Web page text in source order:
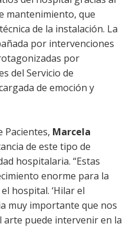
mantenimiento, que
de la instalación. La
por intervenciones
por
del Servicio de
de emoción y
Pacientes, Marcela
de este tipo de
hospitalaria. “Estas
enorme para la
hospital. ‘Hilar el
muy importante que nos
arte puede intervenir en la